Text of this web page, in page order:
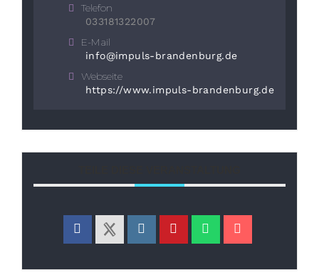
Telefon
033181322007
E-Mail
info@impuls-brandenburg.de
Webseite
https://www.impuls-brandenburg.de